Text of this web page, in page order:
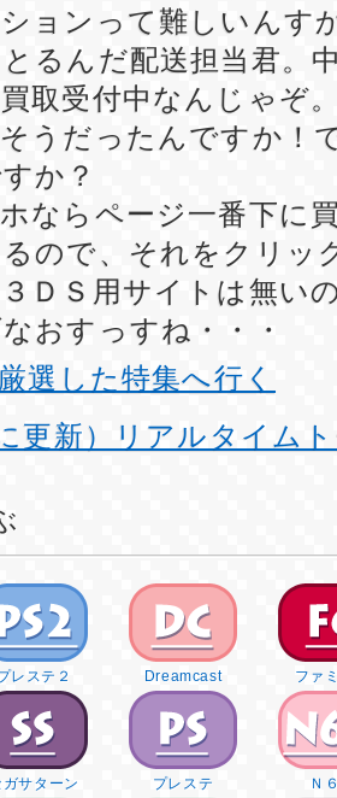
ョンって難しいんす
るんだ配送担当君。
取受付中なんじゃぞ
うだったんですか！
か？
ならページ一番下に
ので、それをクリッ
ＤＳ用サイトは無い
おすっすね・・・
選した特集へ行く
更新）リアルタイム
レステ２ Dreamcast ファ
ガサターン プレステ Ｎ